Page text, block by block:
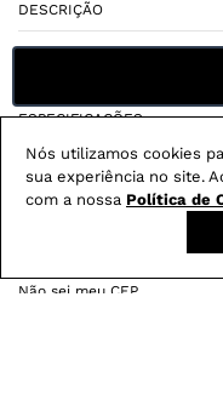
Nós utilizamos cookies
sua experiência no site.
com a nossa Política de
DESCRIÇÃO
ESPECIFICAÇÕES
Não sei meu CEP